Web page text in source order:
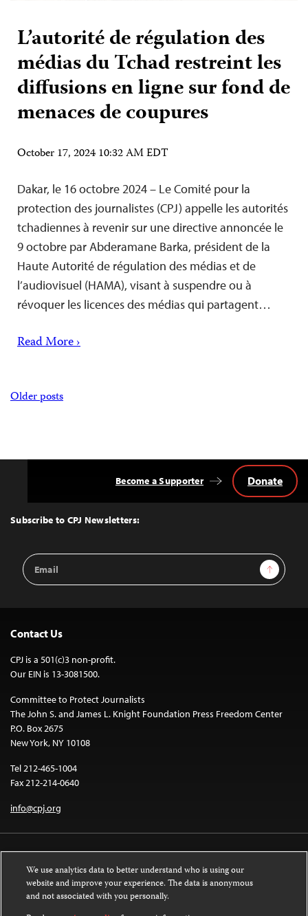
L’autorité de régulation des
médias du Tchad restreint les
diffusions en ligne sur fond de
menaces de coupures
October 17, 2024 10:32 AM EDT
Dakar, le 16 octobre 2024 – Le Comité pour la
protection des journalistes (CPJ) appelle les autorités
tchadiennes à revenir sur une directive annoncée le
9 octobre par Abderamane Barka, président de la
Haute Autorité de régulation des médias et de
l’audiovisuel (HAMA), visant à suspendre ou à
révoquer les licences des médias qui partagent…
Read More ›
Posts
Older posts
Top
Subscribe to CPJ Newsletters:
Email
Address
Sign Up
Become a Supporter Donate
Contact Us
CPJ is a 501(c)3 non-profit.
Our EIN is 13-3081500.
Committee to Protect Journalists
The John S. and James L. Knight Foundation Press Freedom Center
P.O. Box 2675
New York, NY 10108
Tel 212-465-1004
Fax 212-214-0640
info@cpj.org
Except where noted, text on this website is licensed under a
We use analytics data to better understand who is using our
website and improve your experience. The data is anonymous
and not associated with you personally.